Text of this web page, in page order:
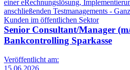
einer eRechnungslösung,
anschließenden Testmanagements -
Kunden im öffentlichen Sektor
Senior Consultant/Manager
Bankcontrolling Sparkasse
Veröffentlicht am:
15.06.2026